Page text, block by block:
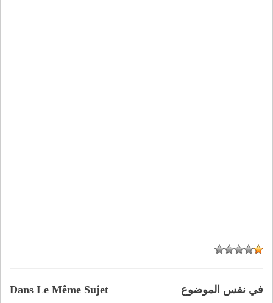
Dans Le Même Sujet في نفس الموضوع